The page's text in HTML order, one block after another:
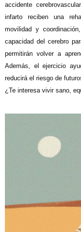
accidente
infarto reciben una
movilidad y
capacidad del cerebro
permitirán volver a
Además, el ejercicio
reducirá el riesgo de
¿Te interesa vivir sano,